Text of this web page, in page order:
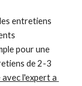
entretiens
pour une
de 2-3
l'expert a